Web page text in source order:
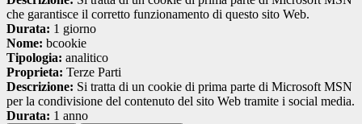
che garantisce il corretto funzionamento di questo sito Web.
Durata: 1 giorno
Nome: bcookie
Tipologia: analitico
Proprieta: Terze Parti
Descrizione: Si tratta di un cookie di prima parte di Microsoft MSN
per la condivisione del contenuto del sito Web tramite i social media.
Durata: 1 anno